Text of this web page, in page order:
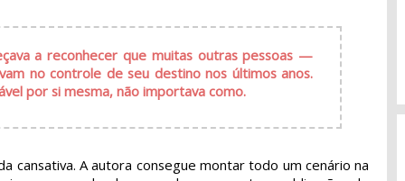
a reconhecer que muitas outras pessoas —
no controle de seu destino nos últimos anos.
por si mesma, não importava como.
cansativa. A autora consegue montar todo um cenário na